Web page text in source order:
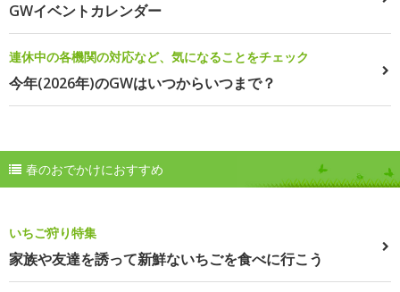
GWイベントカレンダー
連休中の各機関の対応など、気になることをチェック
今年(2026年)のGWはいつからいつまで？
春のおでかけにおすすめ
いちご狩り特集
家族や友達を誘って新鮮ないちごを食べに行こう